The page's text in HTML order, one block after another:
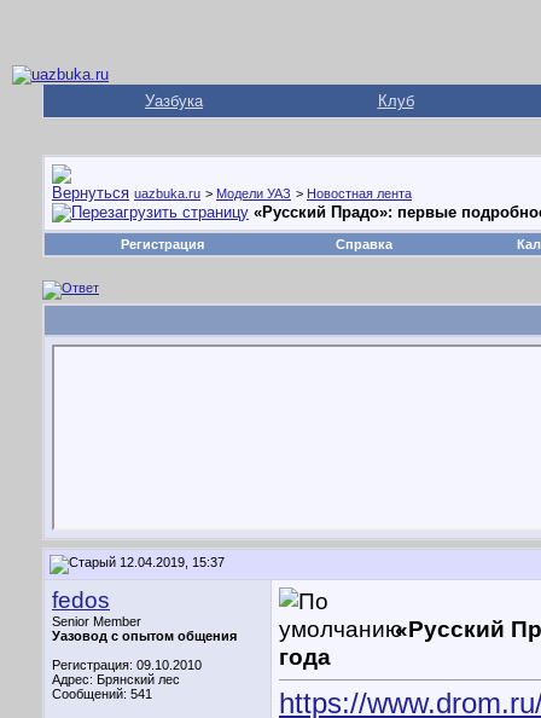
Уазбука Клуб
uazbuka.ru > Модели УАЗ > Новостная лента
«Русский Прадо»: первые
Регистрация Справка
12.04.2019, 15:37
fedos
Senior Member
Уазовод с опытом общения
Регистрация: 09.10.2010
Адрес: Брянский лес
Сообщений: 541
«Русский
года
https://